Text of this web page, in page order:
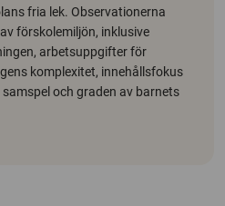
fria lek. Observationerna
förskolemiljön, inklusive
arbetsuppgifter för
komplexitet, innehållsfokus
och graden av barnets